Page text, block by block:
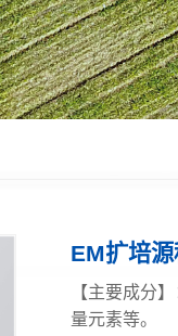
农业解决方案
水产养殖解决方案
环保业解决方案
媒
公
知
EM扩培
【主要成分
量元素等。